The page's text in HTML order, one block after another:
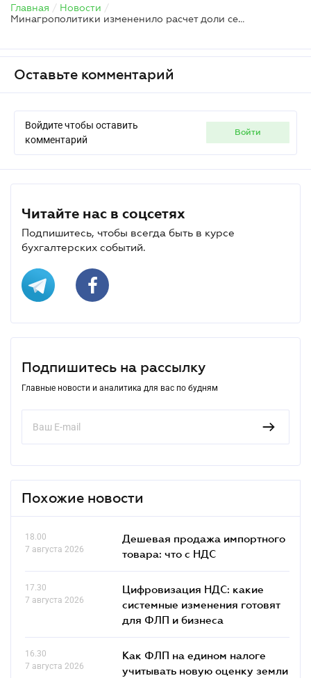
Главная / Новости /
Минагрополитики измененило расчет доли сельскохозяйственного товаропроизводства
Оставьте комментарий
Войдите чтобы оставить
комментарий
войти
Читайте нас в соцсетях
Подпишитесь, чтобы всегда быть в курсе
бухгалтерских событий.
Подпишитесь на рассылку
Главные новости и аналитика для вас по будням
Похожие новости
18.00
7 августа 2026
Дешевая продажа импортного
товара: что c НДС
17.30
7 августа 2026
Цифровизация НДС: какие
системные изменения готовят
для ФЛП и бизнеса
16.30
7 августа 2026
Как ФЛП на едином налоге
учитывать новую оценку земли